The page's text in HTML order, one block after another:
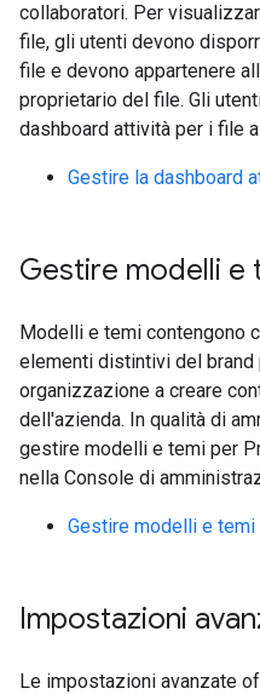
collaboratori. Per
file, gli utenti devono
file e devono appartenere
proprietario del file. Gli
dashboard attività per i file
Gestire la dashboard
Gestire modelli e
Modelli e temi contengono
elementi distintivi del brand
organizzazione a creare
dell'azienda. In qualità di
gestire modelli e temi per
nella Console di
Gestire modelli e temi
Impostazioni
Le impostazioni avanzate